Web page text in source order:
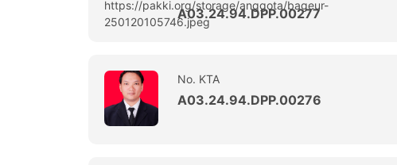
A03.24.94.DPP.00277
No. KTA
A03.24.94.DPP.00276